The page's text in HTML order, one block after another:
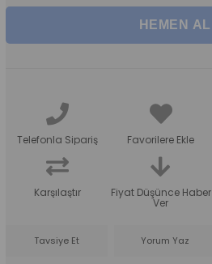
Telefonla Sipariş Favorilere Ekle
Karşılaştır Fiyat Düşünce Haber
Ver
Tavsiye Et Yorum Yaz